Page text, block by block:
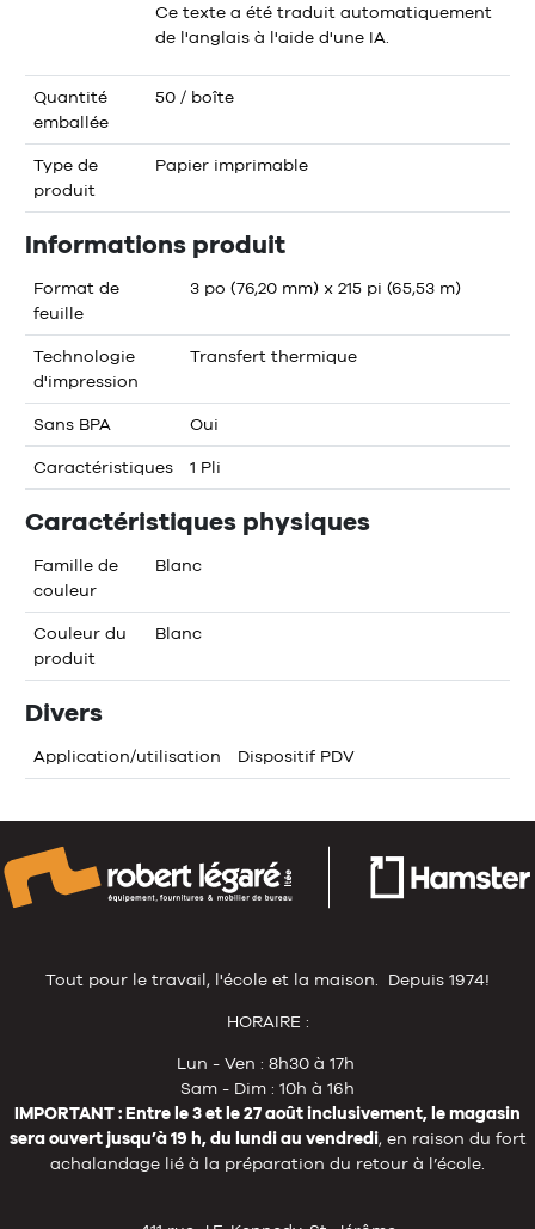
Ce texte a été traduit automatiquement
de l'anglais à l'aide d'une IA.
Quantité
emballée
50 / boîte
Type de
produit
Papier imprimable
Informations produit
Format de
feuille
3 po (76,20 mm) x 215 pi (65,53 m)
Technologie
d'impression
Transfert thermique
Sans BPA Oui
Caractéristiques 1 Pli
Caractéristiques physiques
Famille de
couleur
Blanc
Couleur du
produit
Blanc
Divers
Application/utilisation Dispositif PDV
Tout pour le travail, l'école et la maison. Depuis 1974!
HORAIRE :
Lun - Ven : 8h30 à 17h
Sam - Dim : 10h à 16h
IMPORTANT : Entre le 3 et le 27 août inclusivement, le magasin
sera ouvert jusqu’à 19 h, du lundi au vendredi, en raison du fort
achalandage lié à la préparation du retour à l’école.